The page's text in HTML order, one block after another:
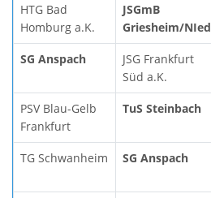
HTG Bad
Homburg a.K.
JSGmB
Griesheim/NIed
SG Anspach
JSG Frankfurt
Süd a.K.
PSV Blau-Gelb
Frankfurt
TuS Steinbach
TG Schwanheim SG Anspach